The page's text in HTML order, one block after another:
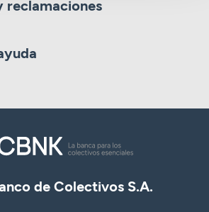
reclamaciones
de Colectivos S.A.